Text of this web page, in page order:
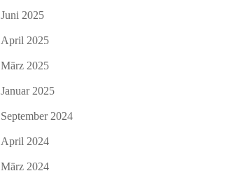
Juni 2025
April 2025
März 2025
Januar 2025
September 2024
April 2024
März 2024